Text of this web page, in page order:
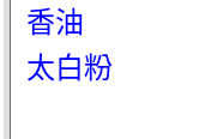
香油
太白粉